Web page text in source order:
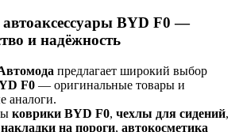
BYD F0 —
и надёжность
предлагает широкий выбор
F0 — оригинальные товары и
аналоги.
коврики BYD F0, чехлы для сидений,
накладки на пороги, автокосметика